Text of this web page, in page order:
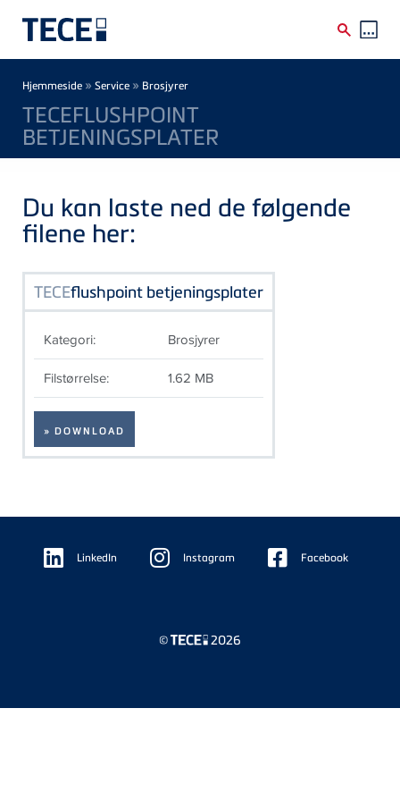
Breadcrumb
Hjemmeside » Service » Brosjyrer
TECEFLUSHPOINT
BETJENINGSPLATER
Du kan laste ned de følgende
filene her:
TECEflushpoint betjeningsplater
Kategori: Brosjyrer
Filstørrelse: 1.62 MB
» DOWNLOAD
Floating
Sidebar LinkedIn Instagram Facebook
© 2026